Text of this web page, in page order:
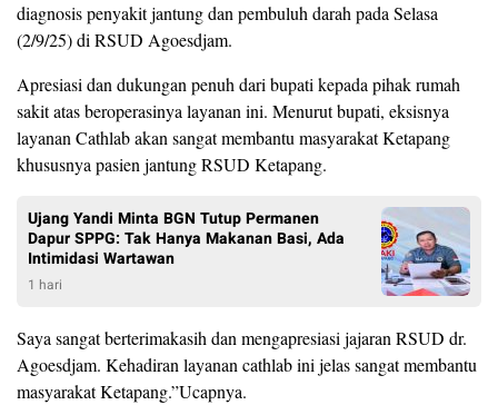
diagnosis penyakit jantung dan pembuluh darah pada Selasa
(2/9/25) di RSUD Agoesdjam.
Apresiasi dan dukungan penuh dari bupati kepada pihak rumah
sakit atas beroperasinya layanan ini. Menurut bupati, eksisnya
layanan Cathlab akan sangat membantu masyarakat Ketapang
khususnya pasien jantung RSUD Ketapang.
Ujang Yandi Minta BGN Tutup Permanen
Dapur SPPG: Tak Hanya Makanan Basi, Ada
Intimidasi Wartawan
1 hari
Saya sangat berterimakasih dan mengapresiasi jajaran RSUD dr.
Agoesdjam. Kehadiran layanan cathlab ini jelas sangat membantu
masyarakat Ketapang.”Ucapnya.